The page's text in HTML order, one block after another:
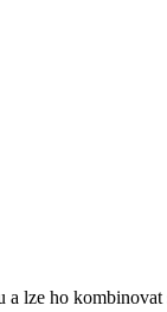
a lze ho